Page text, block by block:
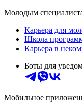
Молодым
Карьера для
Школа
Карьера в
Боты для
Мобильное